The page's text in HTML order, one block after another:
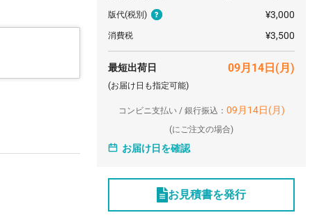
版代(税別) ¥3,000
消費税 ¥3,500
最短出荷日 09月14日(月)
(お届け日も指定可能)
コンビニ支払い / 銀行振込： 09月14日(月)
(にご注文の場合)
お届け日を確認
お見積書を発行